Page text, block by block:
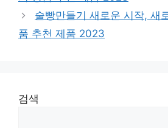
술빵만들기 새로운 시작, 새
품 추천 제품 2023
검색